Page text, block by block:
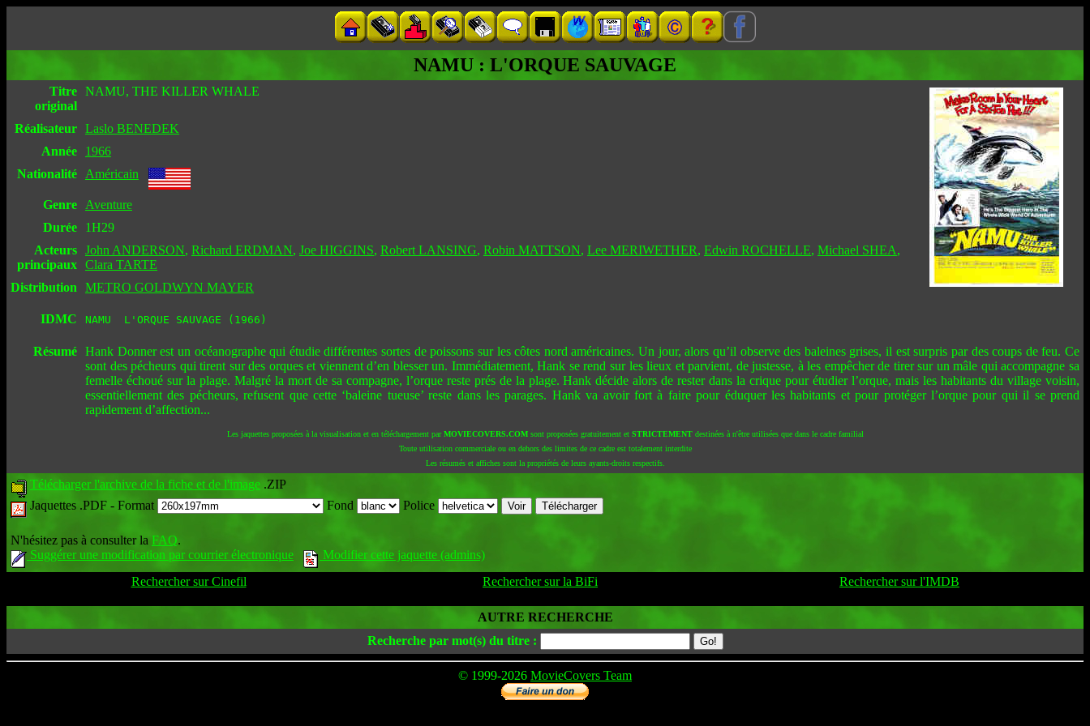
NAMU : L'ORQUE SAUVAGE
Titre
original
NAMU, THE KILLER WHALE
Réalisateur Laslo BENEDEK
Année
1966
Nationalité
Américain
Genre
Aventure
Durée
1H29
Acteurs
principaux
John ANDERSON, Richard ERDMAN, Joe HIGGINS, Robert LANSING, Robin MATTSON, Lee MERIWETHER, Edwin ROCHELLE, Michael SHEA,
Clara TARTE
Distribution
METRO GOLDWYN MAYER
IDMC NAMU  L'ORQUE SAUVAGE (1966)
Résumé Hank Donner est un océanographe qui étudie différentes sortes de poissons sur les côtes nord américaines. Un jour, alors qu’il observe des baleines grises, il est surpris par des coups de feu. Ce
sont des pécheurs qui tirent sur des orques et viennent d’en blesser un. Immédiatement, Hank se rend sur les lieux et parvient, de justesse, à les empêcher de tirer sur un mâle qui accompagne sa
femelle échoué sur la plage. Malgré la mort de sa compagne, l’orque reste prés de la plage. Hank décide alors de rester dans la crique pour étudier l’orque, mais les habitants du village voisin,
essentiellement des pécheurs, refusent que cette ‘baleine tueuse’ reste dans les parages. Hank va avoir fort à faire pour éduquer les habitants et pour protéger l’orque pour qui il se prend
rapidement d’affection...
Les jaquettes proposées à la visualisation et en téléchargement parMOVIECOVERS.COMsont proposées gratuitement et STRICTEMENTdestinées à n'être utilisées que dans le cadre familial
Toute utilisation commerciale ou en dehors des limites de ce cadre est totalement interdite
Les résumés et affiches sont la propriétés de leurs ayants-droits respectifs.
Télécharger l'archive de la fiche et de l'image .ZIP
Jaquettes .PDF - Format Fond Police
N'hésitez pas à consulter la FAQ.
Suggérer une modification par courrier électronique
Modifier cette jaquette (admins)
Rechercher sur Cinefil
Rechercher sur la BiFi Rechercher sur l'IMDB
AUTRE RECHERCHE
Recherche par mot(s) du titre :
© 1999-2026 MovieCovers Team